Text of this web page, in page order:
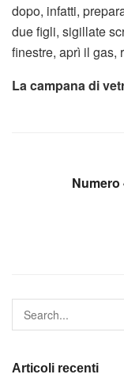
dopo, infatti,
due figli, sigillate
finestre, aprì il gas,
La campana di
Numero
Articoli recenti